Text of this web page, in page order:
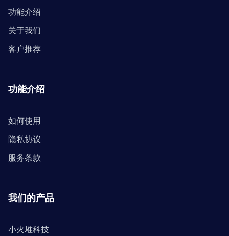
功能介绍
关于我们
客户推荐
功能介绍
如何使用
隐私协议
服务条款
我们的产品
小火堆科技